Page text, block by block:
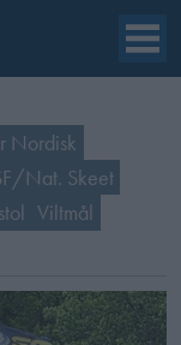
Nordisk
Nat. Skeet
Viltmål